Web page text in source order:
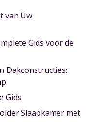
van Uw
Gids voor de
Dakconstructies:
Gids
Slaapkamer met